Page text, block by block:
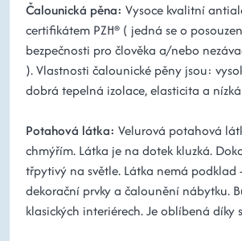
Čalounická pěna: Vysoce kvalitní
certifikátem PZH® ( jedná se o
bezpečnosti pro člověka a/nebo
). Vlastnosti čalounické pěny jsou:
dobrá tepelná izolace, elasticita a
Potahová látka: Velurová potahová
chmýřím. Látka je na dotek kluzká.
třpytivý na světle. Látka nemá podklad
dekorační prvky a čalounění nábytku.
klasických interiérech. Je oblíbená díky